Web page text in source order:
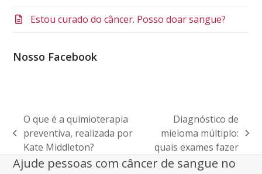
Estou curado do câncer. Posso doar sangue?
Nosso Facebook
previous
post:
O que é a quimioterapia
preventiva, realizada por
Kate Middleton?
next
post:
Diagnóstico de
mieloma múltiplo:
quais exames fazer
Ajude pessoas com câncer de sangue no